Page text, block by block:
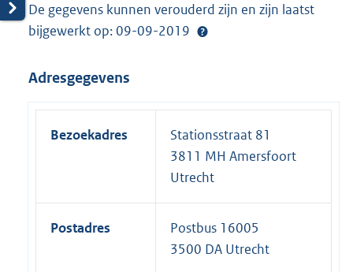
De gegevens kunnen verouderd zijn en zijn laatst
bijgewerkt op: 09-09-2019
Adresgegevens
Bezoekadres
Stationsstraat 81
3811 MH Amersfoort
Utrecht
Postadres
Postbus 16005
3500 DA Utrecht